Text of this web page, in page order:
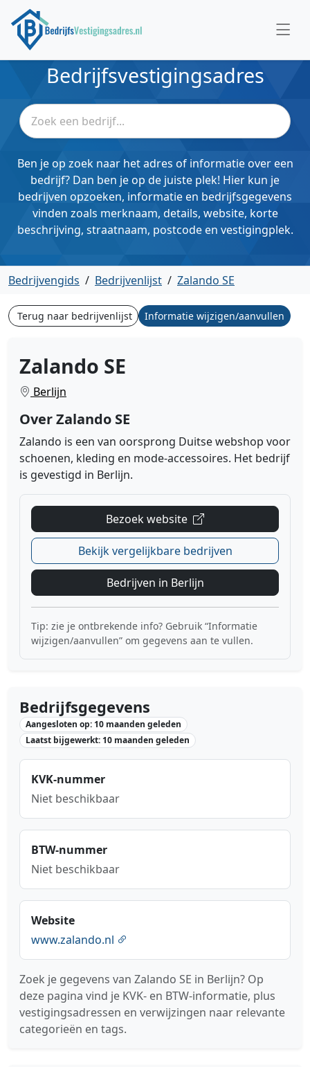
Bedrijfsvestigingsadres
Ben je op zoek naar het adres of informatie over een
bedrijf? Dan ben je op de juiste plek! Hier kun je
bedrijven opzoeken, informatie en bedrijfsgegevens
vinden zoals merknaam, details, website, korte
beschrijving, straatnaam, postcode en vestigingplek.
Bedrijvengids / Bedrijvenlijst / Zalando SE
Terug naar bedrijvenlijst Informatie wijzigen/aanvullen
Zalando SE
Berlijn
Over Zalando SE
Zalando is een van oorsprong Duitse webshop voor
schoenen, kleding en mode-accessoires. Het bedrijf
is gevestigd in Berlijn.
Bezoek website
Bekijk vergelijkbare bedrijven
Bedrijven in Berlijn
Tip: zie je ontbrekende info? Gebruik “Informatie
wijzigen/aanvullen” om gegevens aan te vullen.
Bedrijfsgegevens
Aangesloten op: 10 maanden geleden
Laatst bijgewerkt: 10 maanden geleden
KVK-nummer
Niet beschikbaar
BTW-nummer
Niet beschikbaar
Website
www.zalando.nl
Zoek je gegevens van Zalando SE in Berlijn? Op
deze pagina vind je KVK- en BTW-informatie, plus
vestigingsadressen en verwijzingen naar relevante
categorieën en tags.